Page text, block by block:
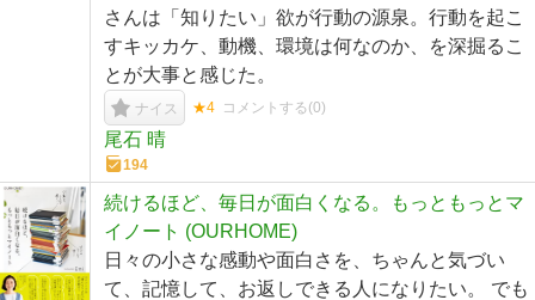
さんは「知りたい」欲が行動の源泉。行動を起こ
すキッカケ、動機、環境は何なのか、を深掘るこ
とが大事と感じた。
ナイス ★4 コメントする(0)
尾石 晴
194
続けるほど、毎日が面白くなる。もっともっとマ
イノート (OURHOME)
日々の小さな感動や面白さを、ちゃんと気づい
て、記憶して、お返しできる人になりたい。 でも